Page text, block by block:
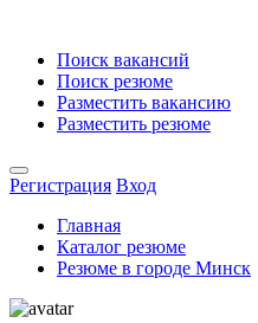
Поиск вакансий
Поиск резюме
Разместить вакансию
Разместить резюме
Регистрация Вход
Главная
Каталог резюме
Резюме в городе Минск